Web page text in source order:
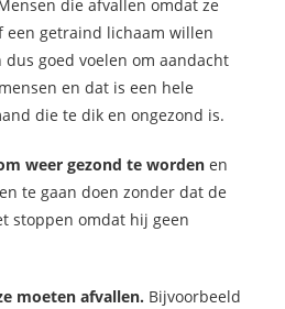
die afvallen omdat ze
een getraind lichaam willen
goed voelen om aandacht
en dat is een hele
die te dik en ongezond is.
weer gezond te worden en
te gaan doen zonder dat de
stoppen omdat hij geen
moeten afvallen. Bijvoorbeeld